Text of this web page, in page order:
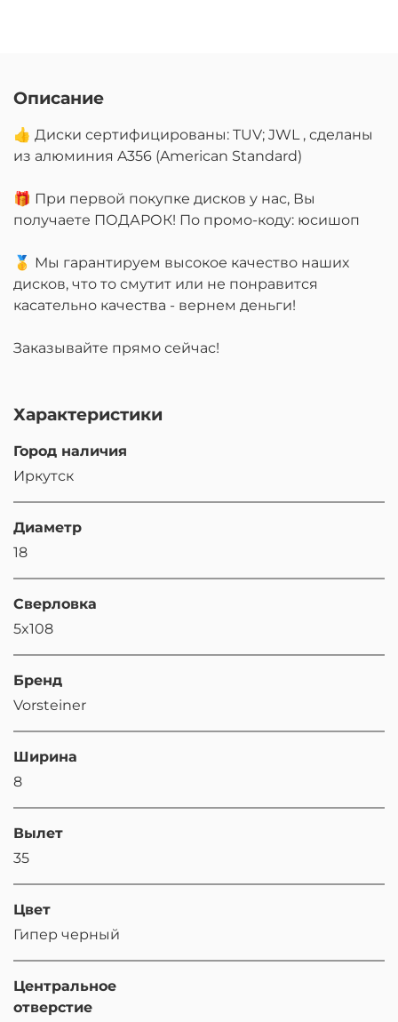
Описание
👍 Диски сертифицированы: TUV; JWL , сделаны
из алюминия A356 (American Standard)
🎁 При первой покупке дисков у нас, Вы
получаете ПОДАРОК! По промо-коду: юсишоп
🥇 Мы гарантируем высокое качество наших
дисков, что то смутит или не понравится
касательно качества - вернем деньги!
Заказывайте прямо сейчас!
Характеристики
Город наличия
Иркутск
Диаметр
18
Сверловка
5x108
Бренд
Vorsteiner
Ширина
8
Вылет
35
Цвет
Гипер черный
Центральное
отверстие